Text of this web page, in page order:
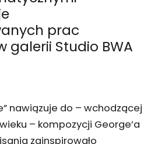
prac
galerii Studio BWA
nawiązuje do – wchodzącej
– kompozycji George’a
zainspirowało